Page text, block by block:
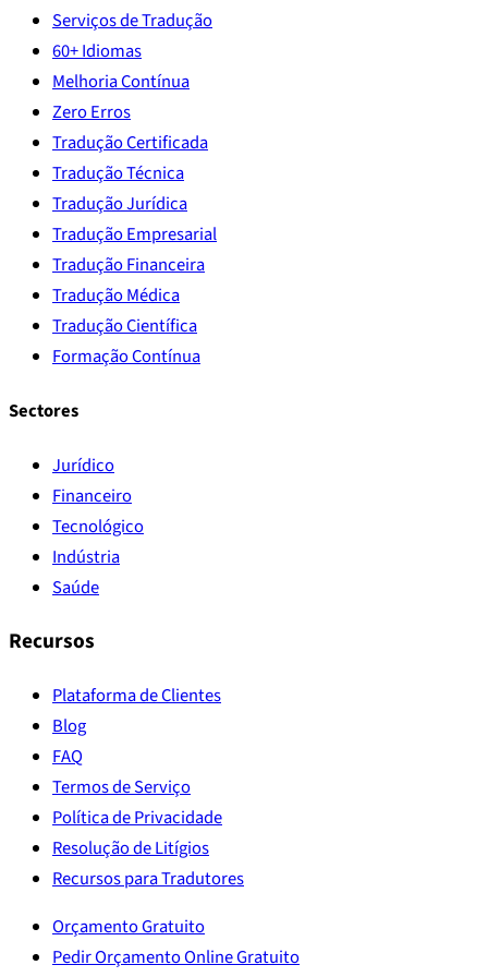
Serviços de Tradução
60+ Idiomas
Melhoria Contínua
Zero Erros
Tradução Certificada
Tradução Técnica
Tradução Jurídica
Tradução Empresarial
Tradução Financeira
Tradução Médica
Tradução Científica
Formação Contínua
Sectores
Jurídico
Financeiro
Tecnológico
Indústria
Saúde
Recursos
Plataforma de Clientes
Blog
FAQ
Termos de Serviço
Política de Privacidade
Resolução de Litígios
Recursos para Tradutores
Orçamento Gratuito
Pedir Orçamento Online Gratuito